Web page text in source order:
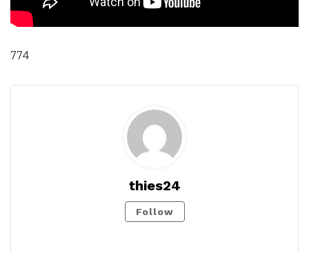
774
thies24
Follow